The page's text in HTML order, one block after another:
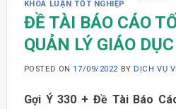
KHÓA LUẬN TỐT NGHIỆP
ĐỀ TÀI BÁO CÁO
QUẢN LÝ GIÁO DỤC
POSTED ON17/09/2022 BY DỊCH VỤ
Gợi Ý 330 + Đề Tài Báo